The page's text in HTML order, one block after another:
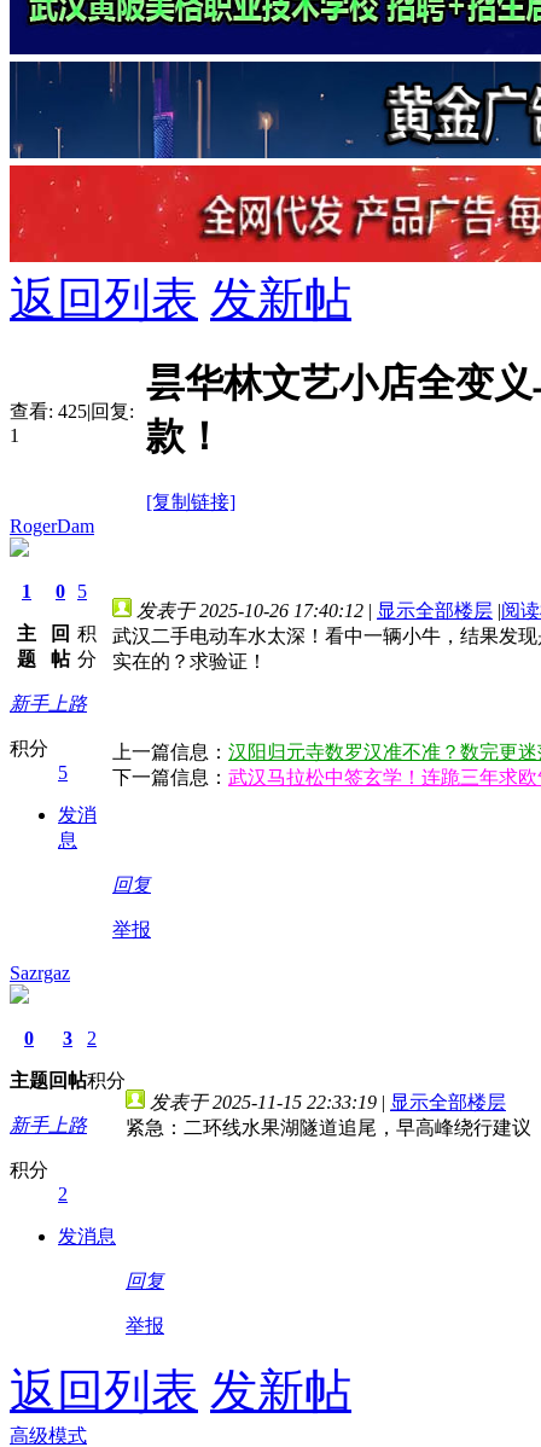
返回列表 发新帖
查看: 425|回复:
1
昙华林文艺小店全变
款！
[复制链接]
RogerDam
1
主
题
0
回
帖
5
积
分
新手上路
积分
5
发消
息
发表于 2025-10-26 17:40:12 | 显示全部楼层 |阅
武汉二手电动车水太深！看中一辆小牛，结果发
实在的？求验证！
上一篇信息： 汉阳归元寺数罗汉准不准？数完更迷
下一篇信息： 武汉马拉松中签玄学！连跪三年求
回复
举报
Sazrgaz
0
主题
3
回帖
2
积分
新手上路
积分
2
发消息
发表于 2025-11-15 22:33:19 | 显示全部楼层
紧急：二环线水果湖隧道追尾，早高峰绕行建议
回复
举报
返回列表 发新帖
高级模式